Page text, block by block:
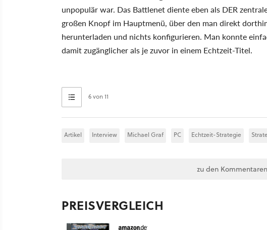
unpopulär war. Das Battlenet diente eben als DER
großen Knopf im Hauptmenü, über den man direkt
herunterladen und nichts konfigurieren. Man konnte
damit zugänglicher als je zuvor in einem Echtzeit-Titel.
6 von 11
Artikel Interview Michael Graf PC Echtzeit-Strategie
zu den
PREISVERGLEICH